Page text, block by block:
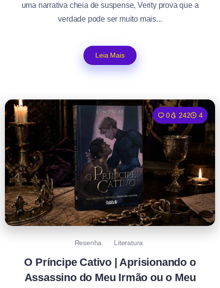
uma narrativa cheia de suspense, Verity prova que a
verdade pode ser muito mais...
Leia Mais
0 242 4
Resenha Literatura
O Príncipe Cativo | Aprisionando o
Assassino do Meu Irmão ou o Meu